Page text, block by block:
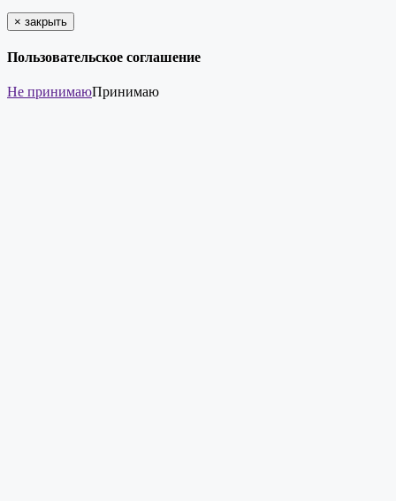
× закрыть
Пользовательское соглашение
Не принимаюПринимаю